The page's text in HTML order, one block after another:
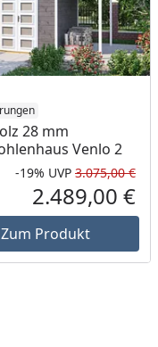
Preis
28 mm
Venlo 2
-19% UVP 3.075,00 €
2.489,00 €
Zum Produkt